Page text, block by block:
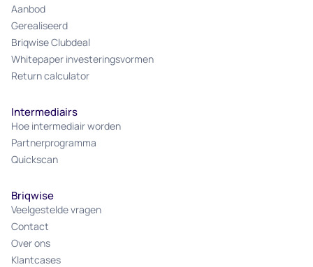
Aanbod
Gerealiseerd
Briqwise Clubdeal
Whitepaper investeringsvormen
Return calculator
Intermediairs
Hoe intermediair worden
Partnerprogramma
Quickscan
Briqwise
Veelgestelde vragen
Contact
Over ons
Klantcases